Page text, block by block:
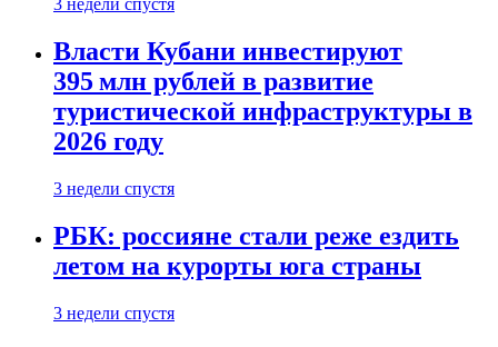
3 недели спустя
Власти Кубани инвестируют
395 млн рублей в развитие
туристической инфраструктуры в
2026 году
3 недели спустя
РБК: россияне стали реже ездить
летом на курорты юга страны
3 недели спустя